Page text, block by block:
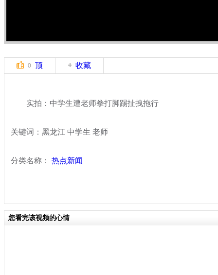
0 顶 收藏
实拍：中学生遭老师拳打脚踢扯拽拖行
关键词：黑龙江 中学生 老师
分类名称： 热点新闻
您看完该视频的心情